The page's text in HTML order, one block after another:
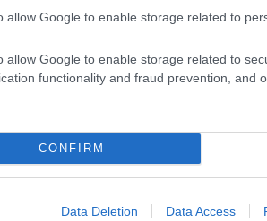
allow Google to enable storage related to
allow Google to enable storage related to
functionality and fraud prevention, and
CONFIRM
Data Deletion Data Access
lett, és véglegesen eladósodott,
Miután a csatorna többszöri
án az
amelyek miatt jogi vita vette
a Médiatanács a vonatkozó
viszont a médiatörvényben foglaltak
befektetők szerezték meg
a több hónapja elmaradó
FM monopolhelyzetbe került a